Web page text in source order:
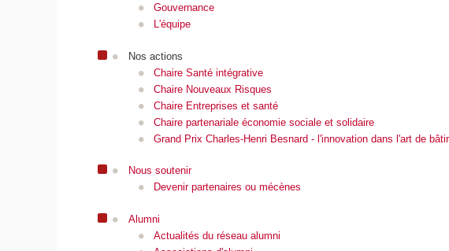
Gouvernance
L'équipe
Nos actions
Chaire Santé intégrative
Chaire Nouveaux Risques
Chaire Entreprises et santé
Chaire partenariale économie sociale et solidaire
Grand Prix Charles-Henri Besnard - l'innovation dans l'art de bâtir
Nous soutenir
Devenir partenaires ou mécènes
Alumni
Actualités du réseau alumni